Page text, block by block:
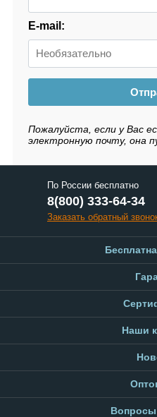
E-mail:
Пожалуйста, если у Вас
электронную почту, она
По России бесплатно
8(800) 333-64-34
Заказать обратный
Наши